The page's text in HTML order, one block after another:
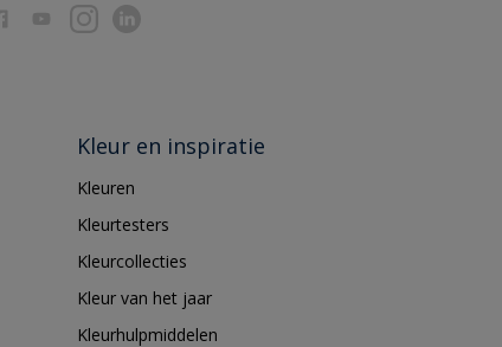
Kleur en inspiratie
Kleuren
Kleurtesters
Kleurcollecties
Kleur van het jaar
Kleurhulpmiddelen